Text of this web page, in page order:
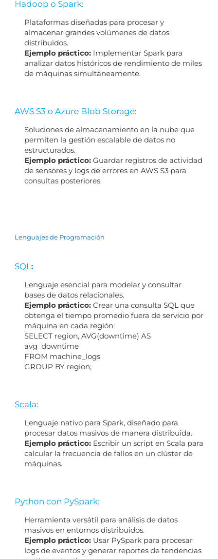
Hadoop o Spark:
Plataformas diseñadas para procesar y
almacenar grandes volúmenes de datos
distribuidos.
Ejemplo práctico:Implementar Spark para
analizar datos históricos de rendimiento de miles
de máquinas simultáneamente.
AWS S3 o Azure Blob Storage:
Soluciones de almacenamiento en la nube que
permiten la gestión escalable de datos no
estructurados.
Ejemplo práctico:Guardar registros de actividad
de sensores y logs de errores en AWS S3 para
consultas posteriores.
Lenguajes de Programación
SQL:
Lenguaje esencial para modelar y consultar
bases de datos relacionales.
Ejemplo práctico:Crear una consulta SQL que
obtenga el tiempo promedio fuera de servicio por
máquina en cada región:
SELECT region, AVG(downtime) AS
avg_downtime
FROM machine_logs
GROUP BY region;
Scala:
Lenguaje nativo para Spark, diseñado para
procesar datos masivos de manera distribuida.
Ejemplo práctico:Escribir un script en Scala para
calcular la frecuencia de fallos en un clúster de
máquinas.
Python con PySpark:
Herramienta versátil para análisis de datos
masivos en entornos distribuidos.
Ejemplo práctico:Usar PySpark para procesar
logs de eventos y generar reportes de tendencias